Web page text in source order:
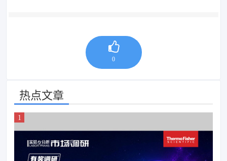
0
热点文章